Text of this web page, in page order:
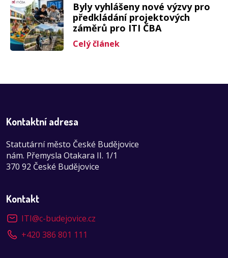
Byly vyhlášeny nové výzvy pro
předkládání projektových
záměrů pro ITI ČBA
Celý článek
Kontaktní adresa
Statutární město České Budějovice
nám. Přemysla Otakara II. 1/1
370 92 České Budějovice
Kontakt
ITI@c-budejovice.cz
+420 386 801 111